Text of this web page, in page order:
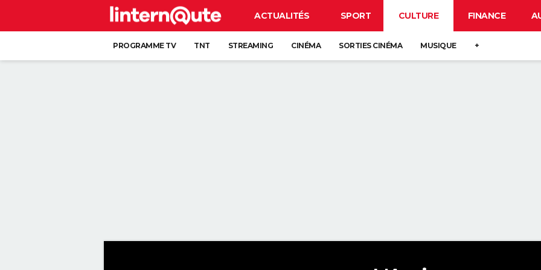
ACTUALITÉS SPORT CULTURE FINANCE
PROGRAMME TV TNT STREAMING CINÉMA SORTIES CINÉMA MUSIQUE +